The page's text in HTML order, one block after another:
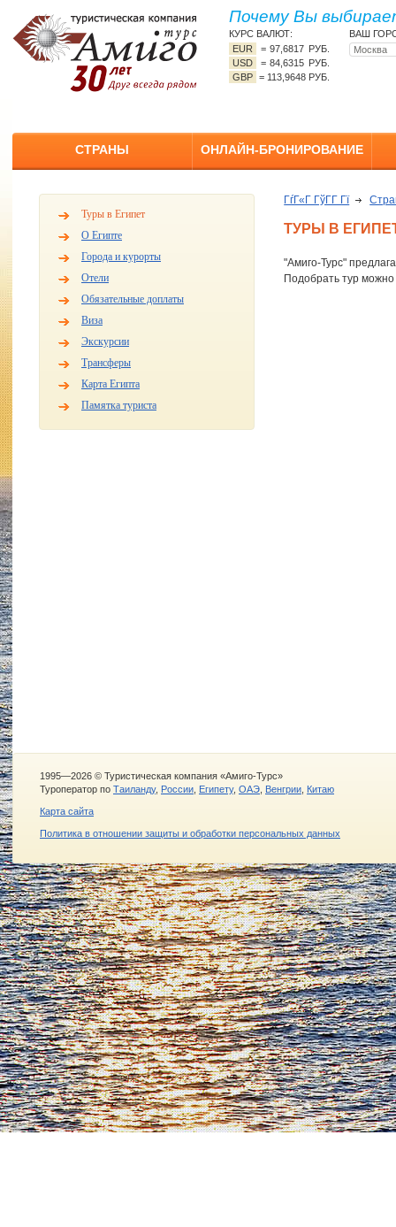
Почему Вы
КУРС ВАЛЮТ:
EUR
=97,6817 РУБ.
USD
=84,6315 РУБ.
GBP = 113,9648 РУБ.
ВАШ
СТРАНЫ ОНЛАЙН-БРОНИРОВАНИЕ
Туры в Египет
О Египте
Города и курорты
Отели
Обязательные доплаты
Виза
Экскурсии
Трансферы
Карта Египта
Памятка туриста
ГѓГ«Г ГўГ­Г Гї
ТУРЫ В
"Амиго-Турс"
Подобрать тур
1995—2026 © Туристическая компания «Амиго-Турс»
Туроператор по Таиланду, России Египету, ОАЭ Венгрии Китаю
Карта сайта
Политика в отношении защиты и обработки персональных данных